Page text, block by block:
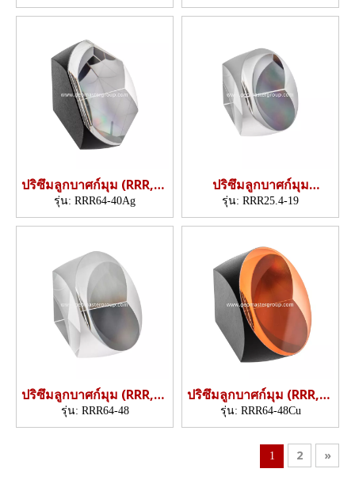
ปริซึมลูกบาศก์มุม (RRR,64
มม./40 มม.)
รุ่น: RRR64-40Ag
ปริซึมลูกบาศก์มุม
(RRR,25.4มม.)
รุ่น: RRR25.4-19
ปริซึมลูกบาศก์มุม (RRR,64
มม./48 มม.)
รุ่น: RRR64-48
ปริซึมลูกบาศก์มุม (RRR,64
มม./48 มม.)
รุ่น: RRR64-48Cu
1 2 »